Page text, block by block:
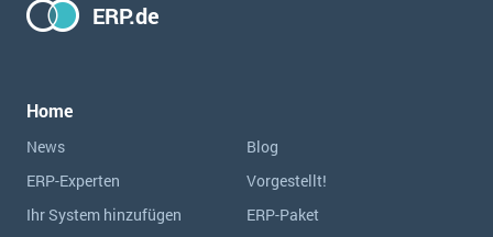
ERP.de
Home
News
Blog
ERP-Experten
Vorgestellt!
Ihr System hinzufügen
ERP-Paket